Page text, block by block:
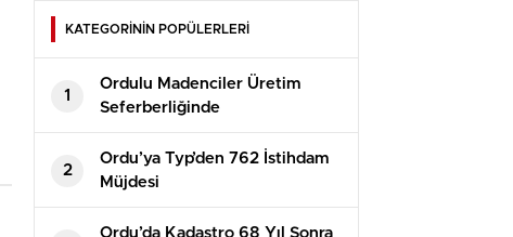
KATEGORİNİN POPÜLERLERİ
1
Ordulu Madenciler Üretim
Seferberliğinde
2
Ordu’ya Typ’den 762 İstihdam
Müjdesi
Ordu’da Kadastro 68 Yıl Sonra